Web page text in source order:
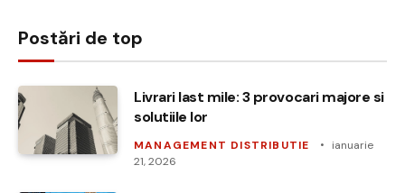
Postări de top
Livrari last mile: 3 provocari majore si
solutiile lor
MANAGEMENT DISTRIBUTIE
ianuarie
21, 2026